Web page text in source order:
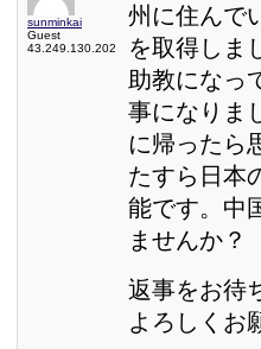
sunminkai
Guest
43.249.130.202
州に住んで
を取得しま
助教になっ
事になりま
に帰ったら
たすら日本
能です。中
ませんか？
返事をお待
よろしくお